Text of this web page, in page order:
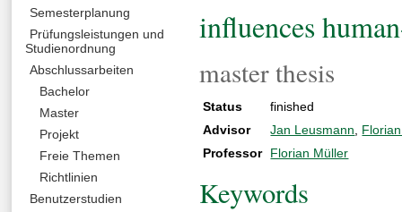
Semesterplanung
Prüfungsleistungen und
Studienordnung
Abschlussarbeiten
Bachelor
Master
Projekt
Freie Themen
Richtlinien
Benutzerstudien
influences
master thesis
Status
finished
Advisor
Jan Leusmann
Professor Florian Müller
Keywords